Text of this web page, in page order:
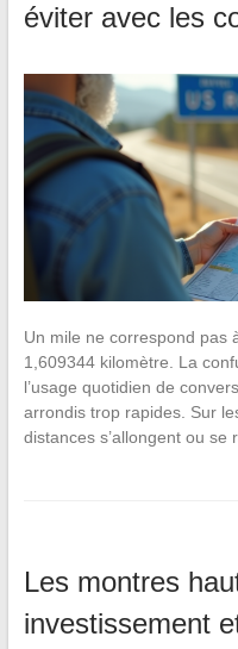
éviter avec les
Un mile ne correspond pas
1,609344 kilomètre. La
l’usage quotidien de
arrondis trop rapides. Sur
distances s’allongent ou se
Les montres
investissement